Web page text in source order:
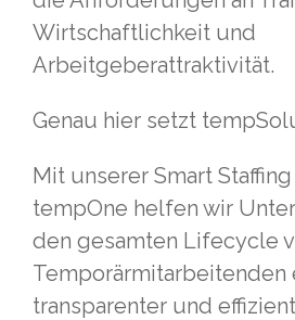
Wirtschaftlichkeit und
Arbeitgeberattraktivität.
Genau hier setzt
Mit unserer Smart
tempOne helfen wir
den gesamten Lifecycle
Temporärmitarbeitenden
transparenter und